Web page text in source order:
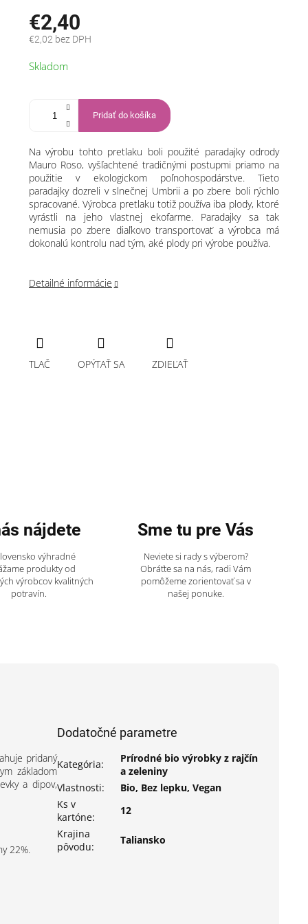
€2,40
€2,02 bez DPH
cena:
Skladom
Pridať do košíka
Na výrobu tohto pretlaku boli použité paradajky odrody
Mauro Roso, vyšľachtené tradičnými postupmi priamo na
použitie v ekologickom poľnohospodárstve. Tieto
paradajky dozreli v slnečnej Umbrii a po zbere boli rýchlo
spracované. Výrobca pretlaku totiž používa iba plody, ktoré
vyrástli na jeho vlastnej ekofarme. Paradajky sa tak
nemusia po zbere diaľkovo transportovať a výrobca má
dokonalú kontrolu nad tým, aké plody pri výrobe používa.
Detailné informácie
TLAČ OPÝTAŤ SA ZDIEĽAŤ
nájdete
výhradné
produkty od
výrobcov kvalitných
potravín.
Sme tu pre Vás
Neviete si rady s výberom?
Obráťte sa na nás, radi Vám
pomôžeme zorientovať sa v
našej ponuke.
pridaný
základom
a dipov,
22%.
Dodatočné parametre
Kategória:
Prírodné bio výrobky z rajčín
a zeleniny
Vlastnosti:
Bio, Bez lepku, Vegan
Ks v
kartóne:
12
Krajina
pôvodu:
Taliansko